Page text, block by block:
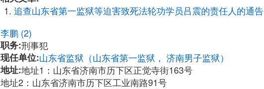
追查山东省第一监狱等迫害致死法轮功学员吕震的责任人的通告
李鹏 (2)
职务:刑事犯
现任单位:山东省监狱（山东省第一监狱， 济南男子监狱）
地址:地址1：山东省济南市历下区正觉寺街163号
地址2：山东省济南市历下区工业南路91号